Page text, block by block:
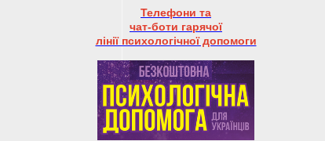
Телефони та
чат-боти гарячої
лінії психологічної допомоги